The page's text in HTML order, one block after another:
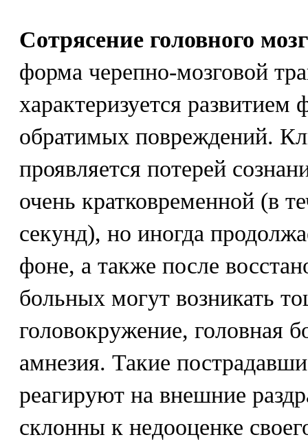
Сотрясение головного
форма черепно-мозговой
характеризуется
обратимых повреждений.
проявляется потерей
очень кратковременной (в
секунд), но иногда
фоне, а также после
больных могут возникать
головокружение, головная
амнезия. Такие
реагируют на внешние
склонны к недооценке